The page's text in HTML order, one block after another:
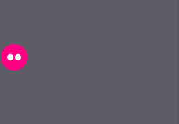
flickr